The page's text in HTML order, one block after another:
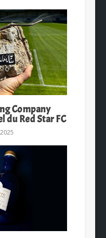
Company
du Red Star FC